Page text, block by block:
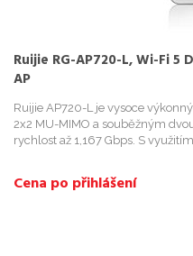
Ruijie RG-AP720-L, Wi-Fi 5
AP
Ruijie AP720-L je vysoce
2x2 MU-MIMO a souběžným
rychlost až 1,167 Gbps. S
Cena po přihlášení